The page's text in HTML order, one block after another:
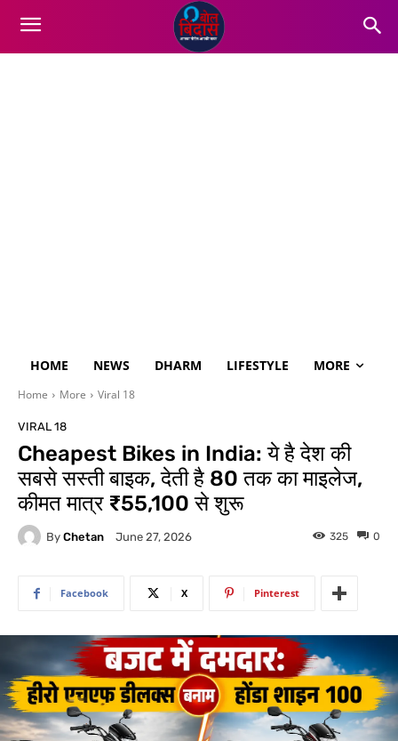
HOME NEWS DHARM LIFESTYLE MORE
Home More Viral 18
VIRAL 18
Cheapest Bikes in India: ये है देश की
सबसे सस्ती बाइक, देती है 80 तक का माइलेज,
कीमत मात्र ₹55,100 से शुरू
By Chetan June 27, 2026 0
325
Facebook X Pinterest